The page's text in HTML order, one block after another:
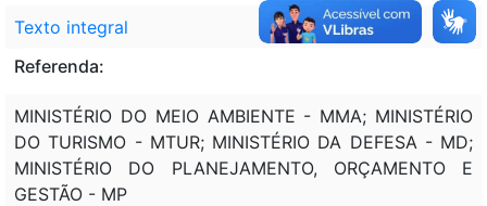
Texto integral
Referenda:
MINISTÉRIO DO MEIO AMBIENTE - MMA; MINISTÉRIO
DO TURISMO - MTUR; MINISTÉRIO DA DEFESA - MD;
MINISTÉRIO DO PLANEJAMENTO, ORÇAMENTO E
GESTÃO - MP